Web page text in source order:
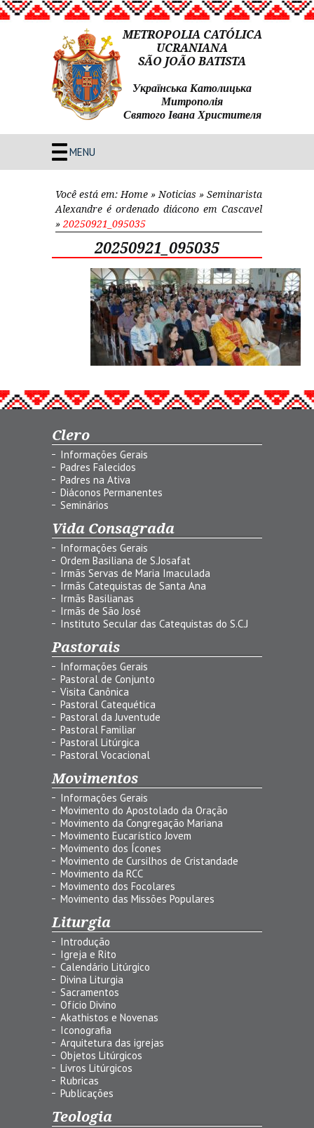
METROPOLIA CATÓLICA
UCRANIANA
SÃO JOÃO BATISTA
Українська Католицька
Митрополія
Святого Івана Христителя
MENU
Você está em: Home » Noticias » Seminarista
Alexandre é ordenado diácono em Cascavel
» 20250921_095035
20250921_095035
Clero
Informações Gerais
Padres Falecidos
Padres na Ativa
Diáconos Permanentes
Seminários
Vida Consagrada
Informações Gerais
Ordem Basiliana de S.Josafat
Irmãs Servas de Maria Imaculada
Irmãs Catequistas de Santa Ana
Irmãs Basilianas
Irmãs de São José
Instituto Secular das Catequistas do S.C.J
Pastorais
Informações Gerais
Pastoral de Conjunto
Visita Canônica
Pastoral Catequética
Pastoral da Juventude
Pastoral Familiar
Pastoral Litúrgica
Pastoral Vocacional
Movimentos
Informações Gerais
Movimento do Apostolado da Oração
Movimento da Congregação Mariana
Movimento Eucarístico Jovem
Movimento dos Ícones
Movimento de Cursilhos de Cristandade
Movimento da RCC
Movimento dos Focolares
Movimento das Missões Populares
Liturgia
Introdução
Igreja e Rito
Calendário Litúrgico
Divina Liturgia
Sacramentos
Ofício Divino
Akathistos e Novenas
Iconografia
Arquitetura das igrejas
Objetos Litúrgicos
Livros Litúrgicos
Rubricas
Publicações
Teologia